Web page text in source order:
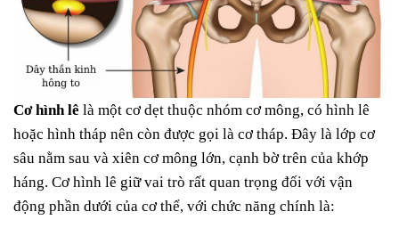
Cơ hình lê là một cơ dẹt thuộc nhóm cơ mông, có hình lê
hoặc hình tháp nên còn được gọi là cơ tháp. Đây là lớp cơ
sâu nằm sau và xiên cơ mông lớn, cạnh bờ trên của khớp
háng. Cơ hình lê giữ vai trò rất quan trọng đối với vận
động phần dưới của cơ thể, với chức năng chính là: